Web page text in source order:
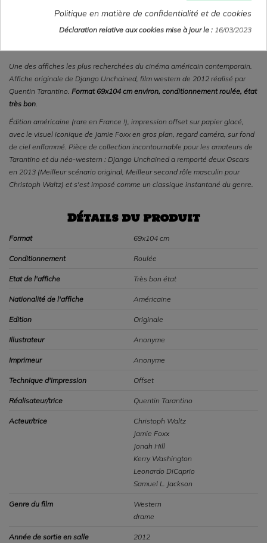
Description
Une des affiches les plus recherchées du cinéma américain contemporain.
Affiche originale de Django Unchained , film western de 2012 réalisé par
Quentin Tarantino. Format 69x104 cm environ, conditionnement roulée, état
très bon
Édition américaine (rare en France !), impression offset sur papier glacé,
avec le visuel iconique de Jamie Foxx en gros plan, regard caméra, sur fond
de ciel enflammé. Pièce de collection incontournable pour les amateurs de
Tarantino et du néo-western : Django Unchained a remporté deux Oscars
en 2013 (Meilleur scénario original, Meilleur second rôle masculin pour
Christoph Waltz) et s'est imposé comme un classique instantané du genre.
Détails du produit
Format 69x104 cm
Conditionnement Roulée
Etat de l'affiche Très bon état
Nationalité de l'affiche Américaine
Edition Originale
Illustrateur Anonyme
Imprimeur Anonyme
Technique d'impression Offset
Réalisateur/trice Quentin Tarantino
Acteur/trice
Christoph Waltz
Jamie Foxx
Jonah Hill
Kerry Washington
Leonardo DiCaprio
Samuel L. Jackson
Genre du film
Western
drame
Année de sortie en salle 2012
Politique en matière de confidentialité et de cookies
Déclaration relative aux cookies mise à jour le : 16/03/2023